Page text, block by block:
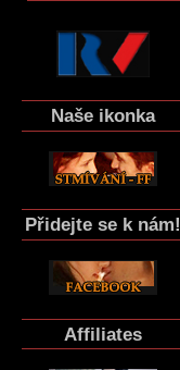
Naše ikonka
Přidejte se k nám!
Affiliates